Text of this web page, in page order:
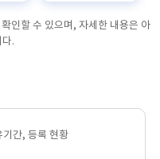
인할 수 있으며, 자세한 내용은 아
.
간, 등록 현황